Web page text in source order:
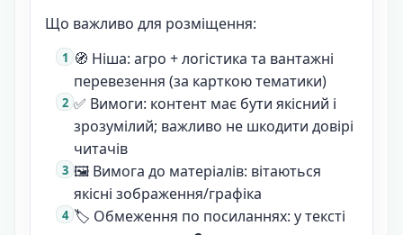
Що важливо для розміщення:
🧭 Ніша: агро + логістика та вантажні
перевезення (за карткою тематики)
✅ Вимоги: контент має бути якісний і
зрозумілий; важливо не шкодити довірі
читачів
🖼 Вимога до матеріалів: вітаються
якісні зображення/графіка
🏷 Обмеження по посиланнях: у тексті